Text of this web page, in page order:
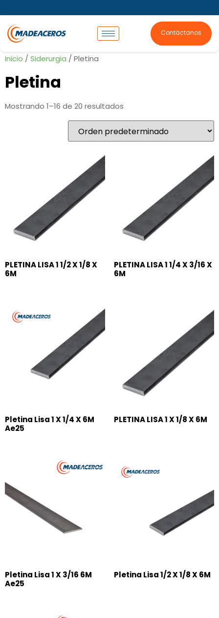
Contáctanos
Inicio / Siderurgia / Pletina
Pletina
Mostrando 1–16 de 20 resultados
PLETINA LISA 1 1/2 X 1/8 X
6M
PLETINA LISA 1 1/4 X 3/16 X
6M
Pletina Lisa 1 X 1/4 X 6M
Ae25
PLETINA LISA 1 X 1/8 X 6M
Pletina Lisa 1 X 3/16 6M
Ae25
Pletina Lisa 1/2 X 1/8 X 6M